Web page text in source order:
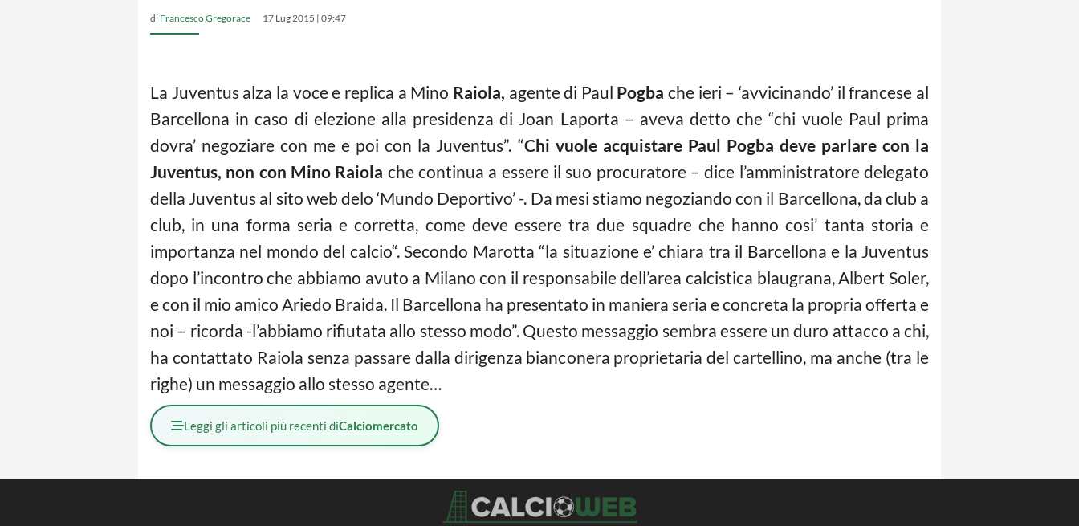
di Francesco Gregorace 17 Lug 2015 | 09:47
La Juventus alza la voce e replica a Mino Raiola, agente di Paul Pogba che ieri – ‘avvicinando’ il francese al
Barcellona in caso di elezione alla presidenza di Joan Laporta – aveva detto che “chi vuole Paul prima
dovra’ negoziare con me e poi con la Juventus”. “Chi vuole acquistare Paul Pogba deve parlare con la
Juventus, non con Mino Raiola che continua a essere il suo procuratore – dice l’amministratore delegato
della Juventus al sito web delo ‘Mundo Deportivo’ -. Da mesi stiamo negoziando con il Barcellona, da club a
club, in una forma seria e corretta, come deve essere tra due squadre che hanno cosi’ tanta storia e
importanza nel mondo del calcio“. Secondo Marotta “la situazione e’ chiara tra il Barcellona e la Juventus
dopo l’incontro che abbiamo avuto a Milano con il responsabile dell’area calcistica blaugrana, Albert Soler,
e con il mio amico Ariedo Braida. Il Barcellona ha presentato in maniera seria e concreta la propria offerta e
noi – ricorda -l’abbiamo rifiutata allo stesso modo”. Questo messaggio sembra essere un duro attacco a chi,
ha contattato Raiola senza passare dalla dirigenza bianconera proprietaria del cartellino, ma anche (tra le
righe) un messaggio allo stesso agente…
Leggi gli articoli più recenti diCalciomercato